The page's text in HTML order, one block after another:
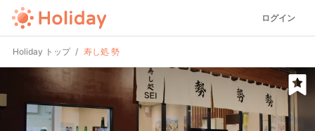
ログイン
Holiday トップ 寿し処 勢